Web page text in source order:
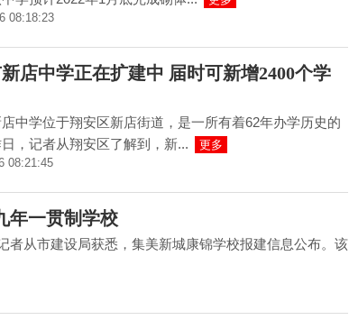
08:18:23
店中学正在扩建中 届时可新增2400个学
中学位于翔安区新店街道，是一所有着62年办学历史的
，记者从翔安区了解到，新...
更多
08:21:45
年一贯制学校
者从市建设局获悉，集美新城康锦学校报建信息公布。该